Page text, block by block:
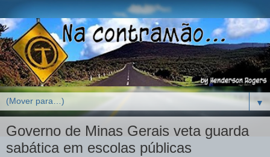
▼
Governo de Minas Gerais veta guarda
sabática em escolas públicas